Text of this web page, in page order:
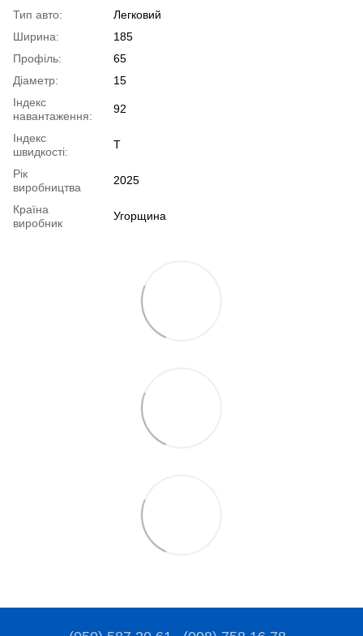
Тип авто:
Легковий
Ширина:
185
Профіль:
65
Діаметр:
15
Індекс
навантаження:
92
Індекс
швидкості:
T
Рік
виробництва
2025
Країна
виробник
Угорщина